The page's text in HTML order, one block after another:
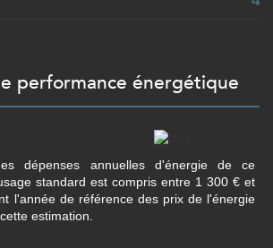
performance énergétique
dépenses annuelles d'énergie de ce
standard est compris entre 1 300 € et
l'année de référence des prix de l'énergie
estimation.